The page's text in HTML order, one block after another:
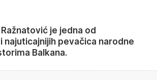
je jedna od
najuticajnijih pevačica narodne
Balkana.